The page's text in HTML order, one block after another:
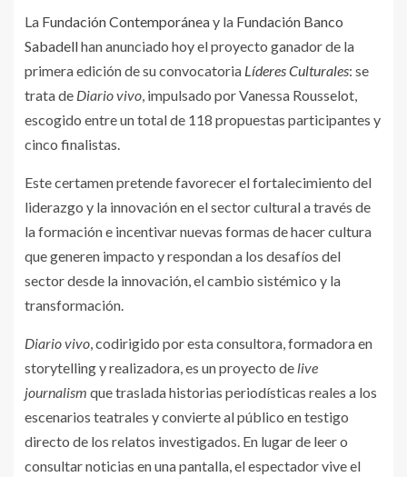
La Fundación Contemporáneay la Fundación Banco
Sabadellhan anunciado hoy el proyecto ganador de la
primera edición de su convocatoria Líderes Culturales: se
trata de Diario vivo, impulsado por Vanessa Rousselot,
escogido entre un total de 118 propuestas participantes y
cinco finalistas.
Este certamen pretende favorecer el fortalecimiento del
liderazgo y la innovación en el sector cultural a través de
la formación e incentivar nuevas formas de hacer cultura
que generen impacto y respondan a los desafíos del
sector desde la innovación, el cambio sistémico y la
transformación.
Diario vivo, codirigido por esta consultora, formadora en
storytelling y realizadora, es un proyecto de live
journalism que traslada historias periodísticas reales a los
escenarios teatrales y convierte al público en testigo
directo de los relatos investigados. En lugar de leer o
consultar noticias en una pantalla, el espectador vive el